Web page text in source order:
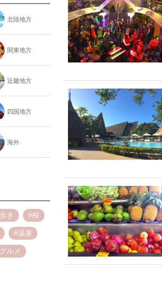
北陸地方
関東地方
近畿地方
四国地方
海外
き #桜
#温泉
ルメ